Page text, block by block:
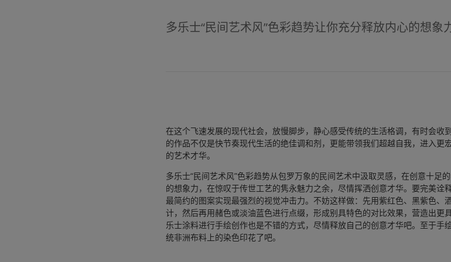
多乐士“民间艺术风”色彩趋势让你充分释放内心的想象
在这个飞速发展的现代社会，放慢脚步，静心感受传统的生活格调，有时会收
的作品不仅是快节奏现代生活的绝佳调和剂，更能带领我们超越自我，进入更
的艺术才华。
多乐士“民间艺术风”色彩趋势从包罗万象的民间艺术中汲取灵感，在创意十足
的想象力，在惊叹于传世工艺的隽永魅力之余，尽情挥洒创意才华。要完美诠
最简约的图案实现最强烈的视觉冲击力。不妨这样做：先用紫红色、黑紫色、
计，然后再用赭色或淡油蓝色进行点缀，形成别具特色的对比效果，营造出更
乐士涂料进行手绘创作也是不错的方式，尽情释放自己的创意才华吧。至于手
统非洲布料上的染色印花了吧。